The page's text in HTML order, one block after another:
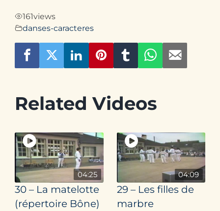
161views
danses-caracteres
Related Videos
04:25
30 – La matelotte
(répertoire Bône)
04:09
29 – Les filles de
marbre